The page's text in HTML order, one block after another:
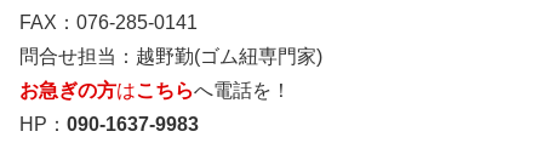
FAX：076-285-0141
問合せ担当：越野勤(ゴム紐専門家)
お急ぎの方はこちらへ電話を！
HP： 090-1637-9983